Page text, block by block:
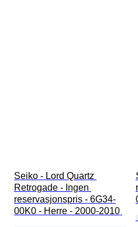
Seiko - Lord Quartz
Retrogade - Ingen
reservasjonspris - 6G34-
00K0 - Herre - 2000-2010